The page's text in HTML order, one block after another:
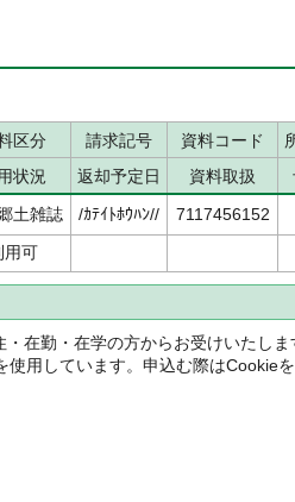
区分 請求記号 資料コード
状況 返却予定日 資料取扱
土雑誌 /ｶﾃｲﾄﾎｳﾊﾝ//
7117456152
用可
・在勤・在学の方からお受けいたしま
使用しています。申込む際はCookie